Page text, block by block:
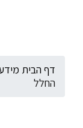
דף הבית
החלל